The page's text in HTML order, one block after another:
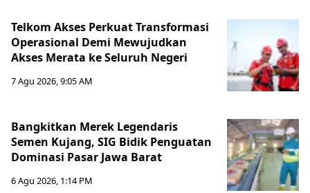
Telkom Akses Perkuat Transformasi
Operasional Demi Mewujudkan
Akses Merata ke Seluruh Negeri
7 Agu 2026, 9:05 AM
Bangkitkan Merek Legendaris
Semen Kujang, SIG Bidik Penguatan
Dominasi Pasar Jawa Barat
6 Agu 2026, 1:14 PM